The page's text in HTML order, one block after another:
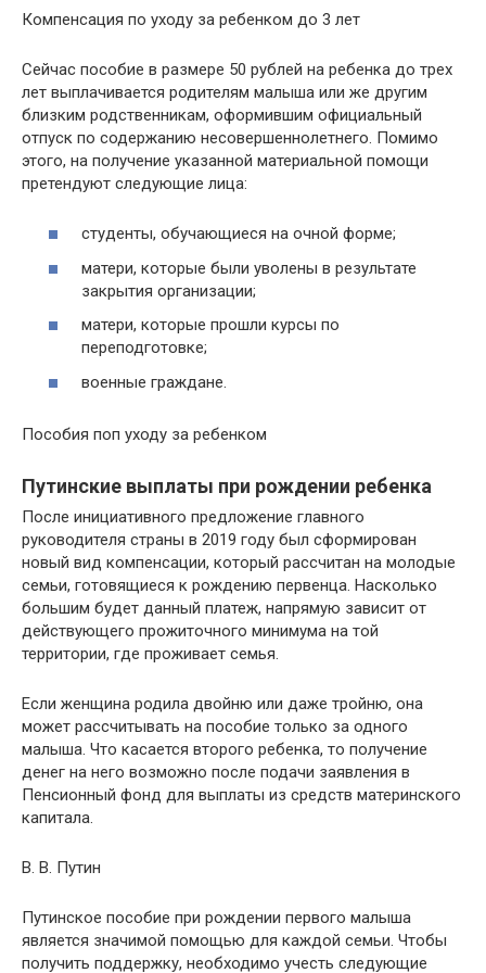
Компенсация по уходу за ребенком до 3 лет
Сейчас пособие в размере 50 рублей на ребенка до трех
лет выплачивается родителям малыша или же другим
близким родственникам, оформившим официальный
отпуск по содержанию несовершеннолетнего. Помимо
этого, на получение указанной материальной помощи
претендуют следующие лица:
студенты, обучающиеся на очной форме;
матери, которые были уволены в результате
закрытия организации;
матери, которые прошли курсы по
переподготовке;
военные граждане.
Пособия поп уходу за ребенком
Путинские выплаты при рождении ребенка
После инициативного предложение главного
руководителя страны в 2019 году был сформирован
новый вид компенсации, который рассчитан на молодые
семьи, готовящиеся к рождению первенца. Насколько
большим будет данный платеж, напрямую зависит от
действующего прожиточного минимума на той
территории, где проживает семья.
Если женщина родила двойню или даже тройню, она
может рассчитывать на пособие только за одного
малыша. Что касается второго ребенка, то получение
денег на него возможно после подачи заявления в
Пенсионный фонд для выплаты из средств материнского
капитала.
В. В. Путин
Путинское пособие при рождении первого малыша
является значимой помощью для каждой семьи. Чтобы
получить поддержку, необходимо учесть следующие